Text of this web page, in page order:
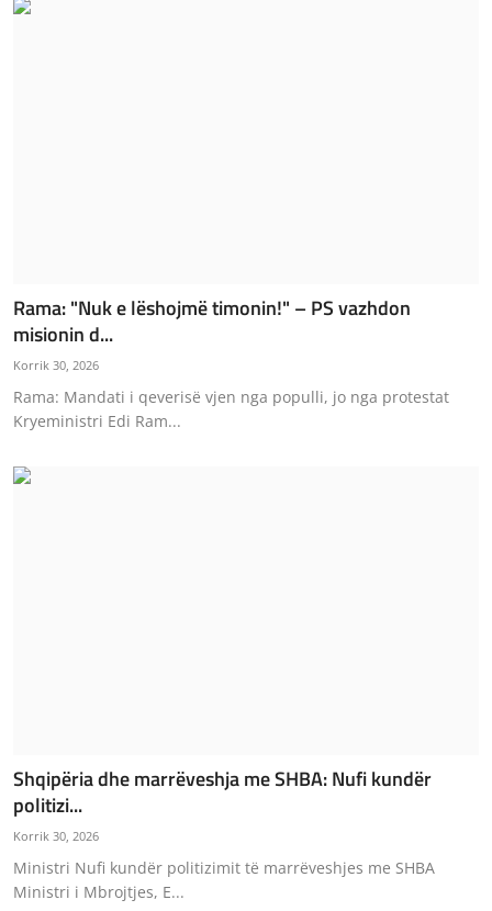
Rama: "Nuk e lëshojmë timonin!" – PS vazhdon
misionin d...
Korrik 30, 2026
Rama: Mandati i qeverisë vjen nga populli, jo nga protestat
Kryeministri Edi Ram...
Shqipëria dhe marrëveshja me SHBA: Nufi kundër
politizi...
Korrik 30, 2026
Ministri Nufi kundër politizimit të marrëveshjes me SHBA
Ministri i Mbrojtjes, E...